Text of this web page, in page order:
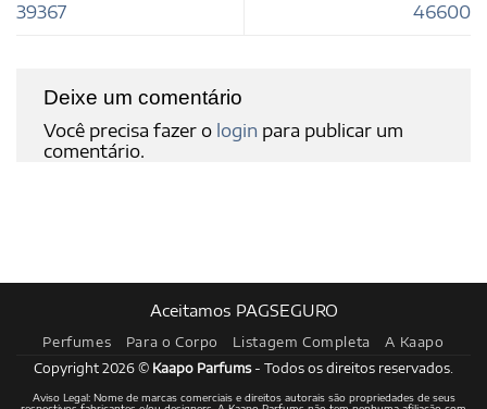
39367 46600
Deixe um comentário
Você precisa fazer o login para publicar um
comentário.
Aceitamos PAGSEGURO
Perfumes Para o Corpo Listagem Completa A Kaapo
Copyright 2026 © Kaapo Parfums- Todos os direitos reservados.
Aviso Legal: Nome de marcas comerciais e direitos autorais são propriedades de seus